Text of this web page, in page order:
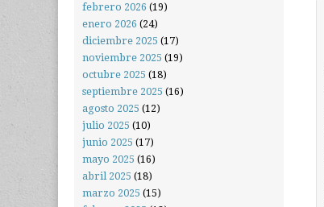
febrero 2026 (19)
enero 2026 (24)
diciembre 2025 (17)
noviembre 2025 (19)
octubre 2025 (18)
septiembre 2025 (16)
agosto 2025 (12)
julio 2025 (10)
junio 2025 (17)
mayo 2025 (16)
abril 2025 (18)
marzo 2025 (15)